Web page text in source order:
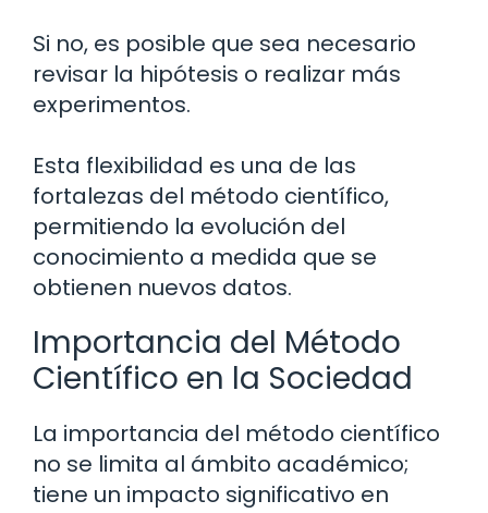
Si no, es posible que sea necesario
revisar la hipótesis o realizar más
experimentos.
Esta flexibilidad es una de las
fortalezas del método científico,
permitiendo la evolución del
conocimiento a medida que se
obtienen nuevos datos.
Importancia del Método
Científico en la Sociedad
La importancia del método científico
no se limita al ámbito académico;
tiene un impacto significativo en